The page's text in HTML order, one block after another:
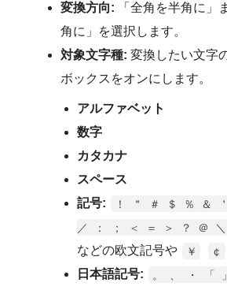
変換方向: 「全角を半角に」
角に」を選択します。
対象文字種: 変換したい文字
ボックスをオンにします。
アルファベット
数字
カタカナ
スペース
記号:
！ ＂ ＃ ＄ ％ ＆
／ ： ； ＜ ＝ ＞ ？ ＠
などの欧文記号や ￥ ￠
日本語記号:
。 、 ・ 「